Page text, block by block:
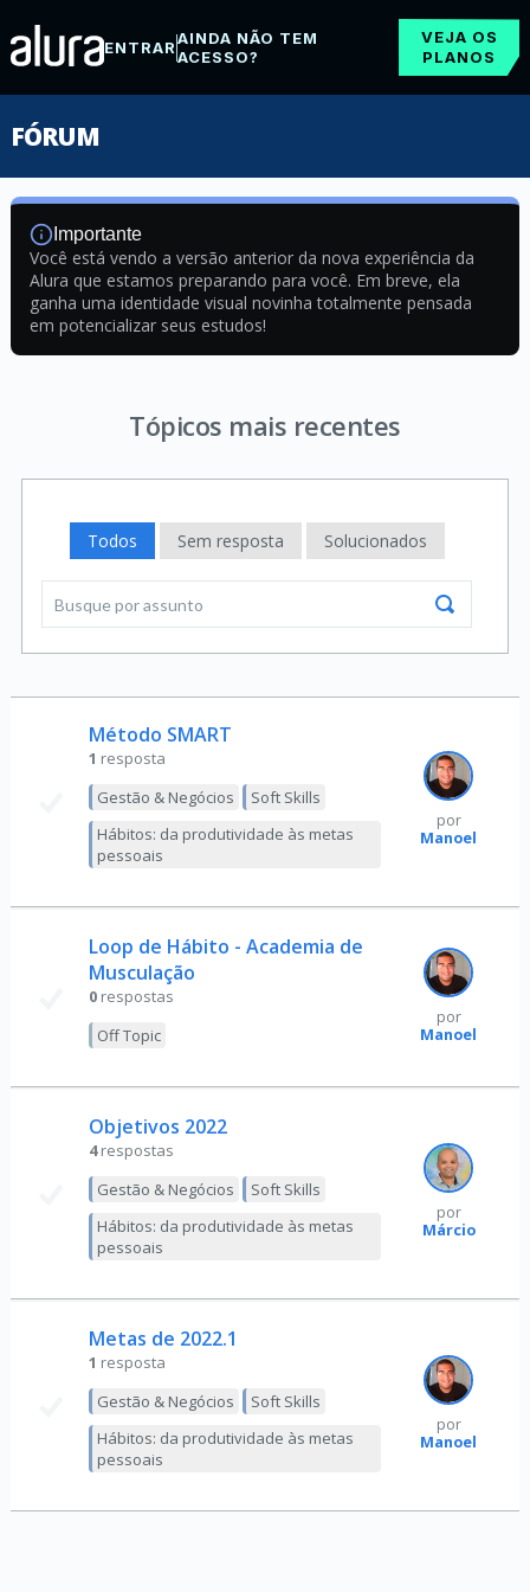
ENTRARAINDA NÃO TEM
ACESSO?
VEJA OS
PLANOS
FÓRUM
Importante
Você está vendo a versão anterior da nova experiência da
Alura que estamos preparando para você. Em breve, ela
ganha uma identidade visual novinha totalmente pensada
em potencializar seus estudos!
Tópicos mais recentes
Todos Sem resposta Solucionados
Método SMART
1 resposta
Gestão & Negócios
Soft Skills
Hábitos: da produtividade às metas
pessoais
por
Manoel
Loop de Hábito - Academia de
Musculação
0 respostas
Off Topic
por
Manoel
Objetivos 2022
4 respostas
Gestão & Negócios
Soft Skills
Hábitos: da produtividade às metas
pessoais
por
Márcio
Metas de 2022.1
1 resposta
Gestão & Negócios
Soft Skills
Hábitos: da produtividade às metas
pessoais
por
Manoel